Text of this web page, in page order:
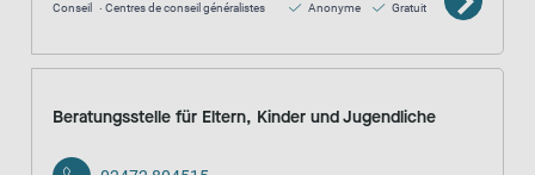
Conseil Centres de conseil généralistes Anonyme Gratuit
Beratungsstelle für Eltern, Kinder und Jugendliche